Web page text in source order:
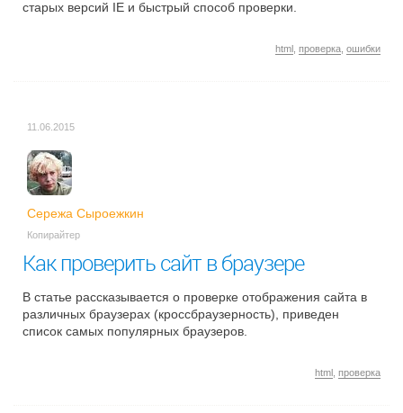
старых версий IE и быстрый способ проверки.
html проверка ошибки
11.06.2015
Как проверить сайт в браузере
В статье рассказывается о проверке отображения сайта в
различных браузерах (кроссбраузерность), приведен
список самых популярных браузеров.
html проверка
Сережа Сыроежкин
Копирайтер